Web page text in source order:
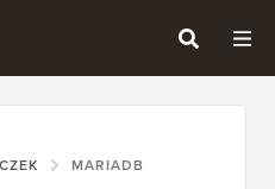
MARIADB